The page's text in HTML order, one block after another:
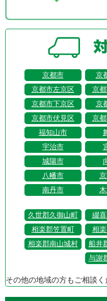
京都市 京
京都市左京区
京
京都市下京区
京
京都市伏見区
京
福知山市
宇治市
城陽市
八幡市
南丹市
久世郡久御山町 綴喜
相楽郡笠置町
相楽
相楽郡南山城村
船井
与謝
その他の地域の方もご相談く